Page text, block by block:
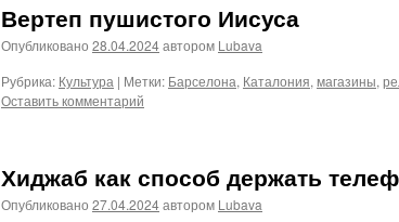
Вертеп пушистого Иисуса
Опубликовано 28.04.2024автором Lubava
Рубрика: Культура | Метки: Барселона, Каталония, магазины,
Оставить комментарий
Хиджаб как способ держать
Опубликовано 27.04.2024автором Lubava